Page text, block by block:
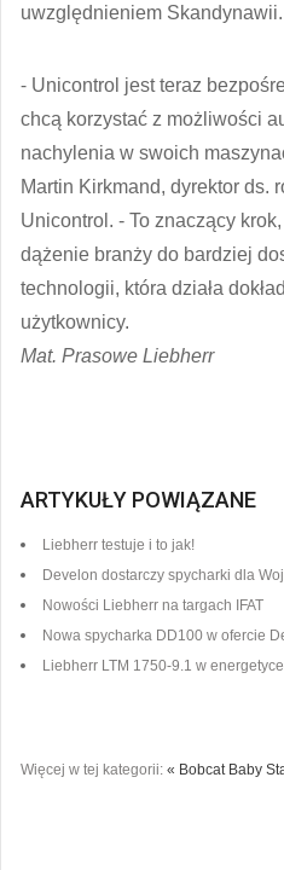
uwzględnieniem Skandynawii.
⁃ Unicontrol jest teraz
chcą korzystać z możliwości
nachylenia w swoich
Martin Kirkmand, dyrektor ds.
Unicontrol. - To znaczący
dążenie branży do bardziej
technologii, która działa
użytkownicy.
Mat. Prasowe Liebherr
ARTYKUŁY POWIĄZANE
Liebherr testuje i to jak!
Develon dostarczy spycharki dla
Nowości Liebherr na targach IFAT
Nowa spycharka DD100 w ofercie
Liebherr LTM 1750-9.1 w
Więcej w tej kategorii: « Bobcat Baby